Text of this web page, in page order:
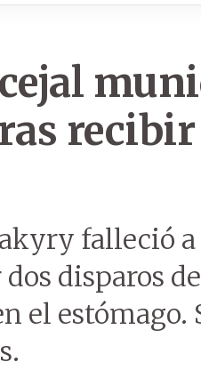
recibir
falleció
disparos
el estómago.